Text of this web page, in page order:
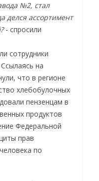
№2, стал
делся ассортимент
- спросили
сотрудники
на
что в регионе
хлебобулочных
пензенцам в
продуктов
Федеральной
прав
по